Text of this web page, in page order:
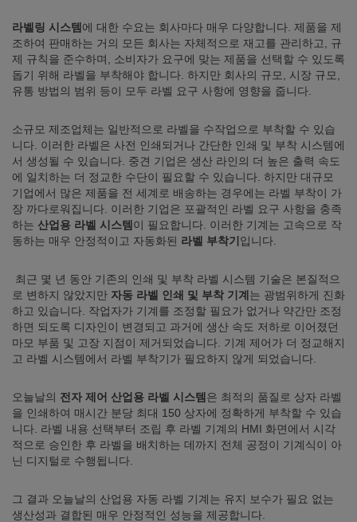
라벨링 시스템 에 대한 수요는 회사마다 매우 다양합니다. 제품을 제
조하여 판매하는 거의 모든 회사는 자체적으로 재고를 관리하고, 규
제 규칙을 준수하며, 소비자가 요구에 맞는 제품을 선택할 수 있도록
돕기 위해 라벨을 부착해야 합니다. 하지만 회사의 규모, 시장 규모,
유통 방법의 범위 등이 모두 라벨 요구 사항에 영향을 줍니다.
소규모 제조업체는 일반적으로 라벨을 수작업으로 부착할 수 있습
니다. 이러한 라벨은 사전 인쇄되거나 간단한 인쇄 및 부착 시스템에
서 생성될 수 있습니다. 중견 기업은 생산 라인의 더 높은 출력 속도
에 일치하는 더 정교한 수단이 필요할 수 있습니다. 하지만 대규모
기업에서 많은 제품을 전 세계로 배송하는 경우에는 라벨 부착이 가
장 까다로워집니다. 이러한 기업은 포괄적인 라벨 요구 사항을 충족
하는 산업용 라벨 시스템 이 필요합니다. 이러한 기계는 고속으로 작
동하는 매우 안정적이고 자동화된 라벨 부착기 입니다.
최근 몇 년 동안 기존의 인쇄 및 부착 라벨 시스템 기술은 본질적으
로 변하지 않았지만 자동 라벨 인쇄 및 부착 기계 는 광범위하게 진화
하고 있습니다. 작업자가 기계를 조정할 필요가 없거나 약간만 조정
하면 되도록 디자인이 변경되고 과거에 생산 속도 저하로 이어졌던
마모 부품 및 고장 지점이 제거되었습니다. 기계 제어가 더 정교해지
고 라벨 시스템에서 라벨 부착기가 필요하지 않게 되었습니다.
오늘날의 전자 제어 산업용 라벨 시스템 은 최적의 품질로 상자 라벨
을 인쇄하여 매시간 분당 최대 150 상자에 정확하게 부착할 수 있습
니다. 라벨 내용 선택부터 조립 후 라벨 기계의 HMI 화면에서 시각
적으로 승인한 후 라벨을 배치하는 데까지 전체 공정이 기계식이 아
닌 디지털로 수행됩니다.
그 결과 오늘날의 산업용 자동 라벨 기계는 유지 보수가 필요 없는
생산성과 결합된 매우 안정적인 성능을 제공합니다.